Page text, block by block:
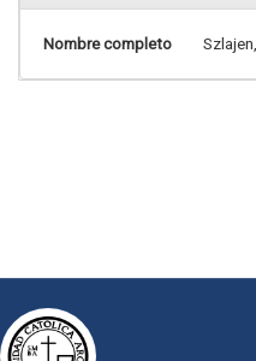
Nombre completo